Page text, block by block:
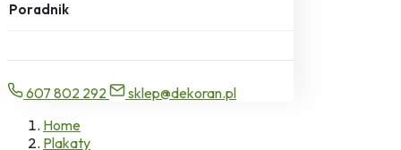
Poradnik
607 802 292
sklep@dekoran.pl
Home
Plakaty